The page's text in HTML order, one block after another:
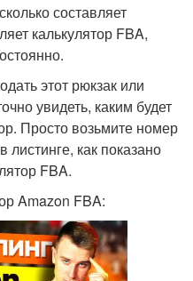
составляет
калькулятор FBA,
этот рюкзак или
увидеть, каким будет
Просто возьмите номер
листинге, как показано
FBA.
Amazon FBA: